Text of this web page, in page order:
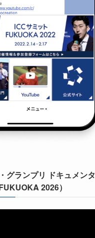
グランプリ ドキュメンタ
2026）